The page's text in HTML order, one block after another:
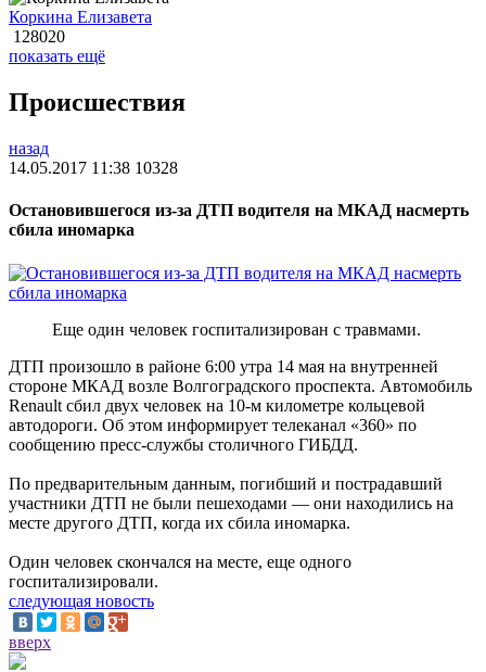
Коркина Елизавета
128020
показать ещё
Происшествия
назад
14.05.2017 11:38 10328
Остановившегося из-за ДТП водителя на МКАД насмерть
сбила иномарка
Еще один человек госпитализирован с травмами.
ДТП произошло в районе 6:00 утра 14 мая на внутренней
стороне МКАД возле Волгоградского проспекта. Автомобиль
Renault сбил двух человек на 10-м километре кольцевой
автодороги. Об этом информирует телеканал «360» по
сообщению пресс-службы столичного ГИБДД.
По предварительным данным, погибший и пострадавший
участники ДТП не были пешеходами — они находились на
месте другого ДТП, когда их сбила иномарка.
Один человек скончался на месте, еще одного
госпитализировали.
следующая новость
вверх